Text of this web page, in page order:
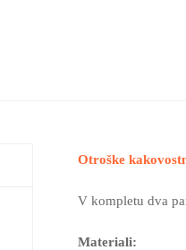
Otroške
V kompletu dva
Materiali: